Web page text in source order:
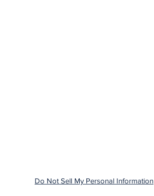
Do Not Sell My Personal Information